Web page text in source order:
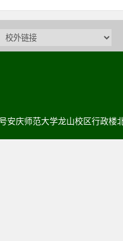
安庆师范大学龙山校区行政楼